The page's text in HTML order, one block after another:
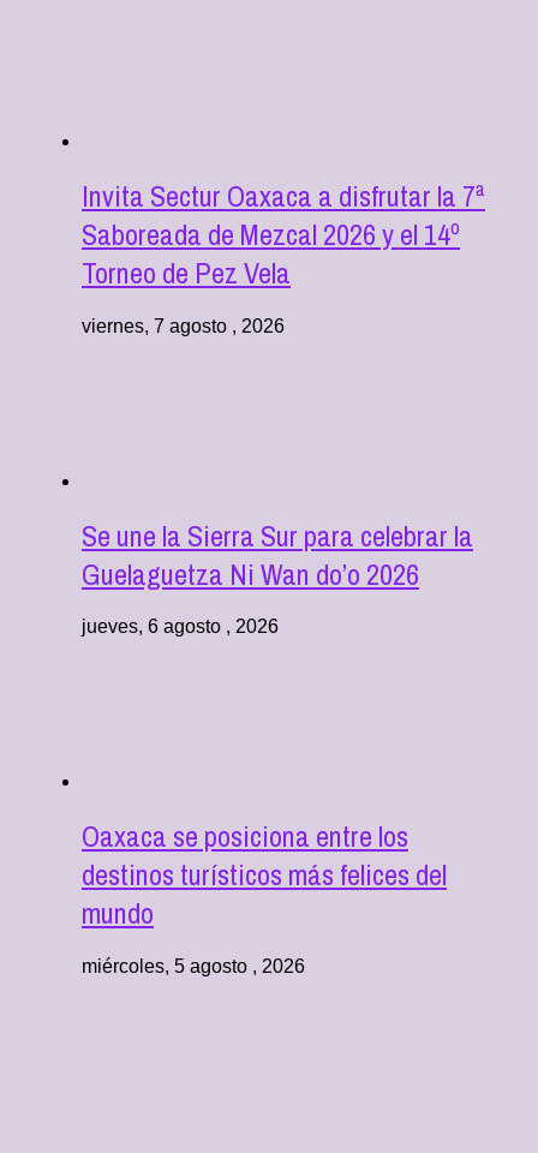
Invita Sectur Oaxaca a disfrutar la 7ª
Saboreada de Mezcal 2026 y el 14º
Torneo de Pez Vela
viernes, 7 agosto , 2026
Se une la Sierra Sur para celebrar la
Guelaguetza Ni Wan do’o 2026
jueves, 6 agosto , 2026
Oaxaca se posiciona entre los
destinos turísticos más felices del
mundo
miércoles, 5 agosto , 2026